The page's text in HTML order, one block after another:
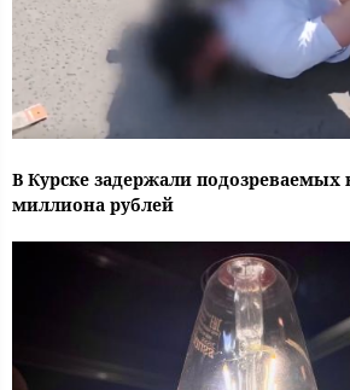
В Курске задержали подозреваемых
миллиона рублей